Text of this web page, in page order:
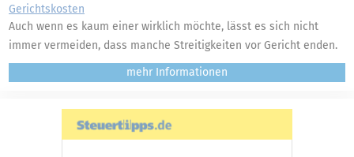
Gerichtskosten
Auch wenn es kaum einer wirklich möchte, lässt es sich nicht
immer vermeiden, dass manche Streitigkeiten vor Gericht enden.
mehr